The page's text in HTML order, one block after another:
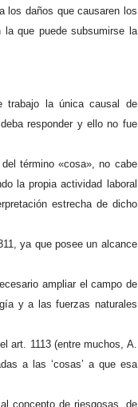
los daños que causaren los
que puede subsumirse la
trabajo la única causal de
responder y ello no fue
término «cosa», no cabe
la propia actividad laboral
estrecha de dicho
ya que posee un alcance
ampliar el campo de
y a las fuerzas naturales
art. 1113 (entre muchos, A.
a las ‘cosas’ a que esa
concepto de riesgosas, de